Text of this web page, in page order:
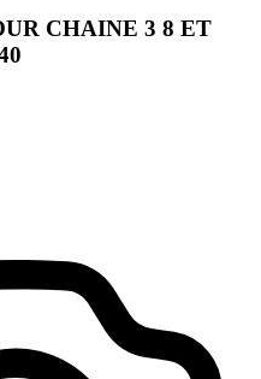
CHAINE 3 8 ET